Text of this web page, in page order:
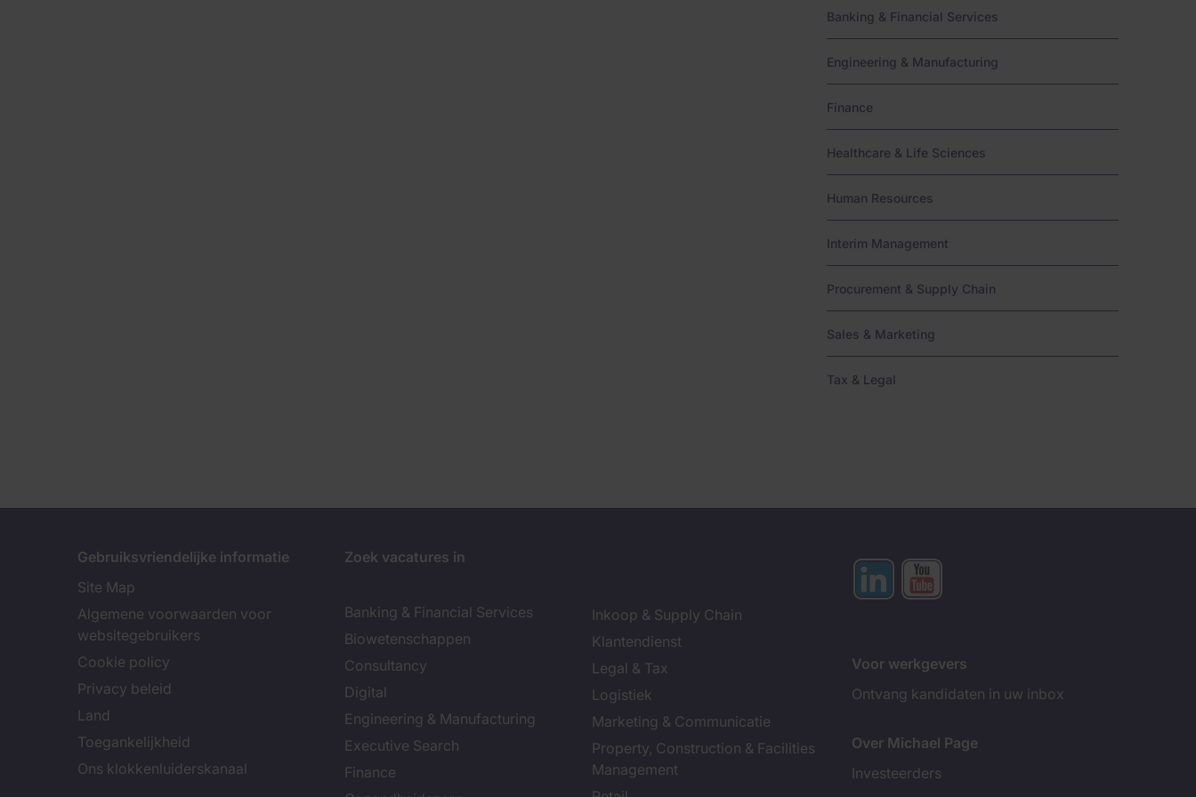
Banking & Financial Services
Engineering & Manufacturing
Finance
Healthcare & Life Sciences
Human Resources
Interim Management
Procurement & Supply Chain
Sales & Marketing
Tax & Legal
Gebruiksvriendelijke informatie
Site Map
Algemene voorwaarden voor
websitegebruikers
Cookie policy
Privacy beleid
Land
Toegankelijkheid
Ons klokkenluiderskanaal
Zoek vacatures in
Banking & Financial Services
Biowetenschappen
Consultancy
Digital
Engineering & Manufacturing
Executive Search
Finance
Inkoop & Supply Chain
Klantendienst
Legal & Tax
Logistiek
Marketing & Communicatie
Property, Construction & Facilities
Management
Voor werkgevers
Ontvang kandidaten in uw inbox
Over Michael Page
Investeerders